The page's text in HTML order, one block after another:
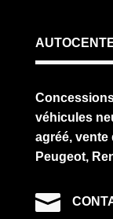
véhicules
agréé, vente
Peugeot,
